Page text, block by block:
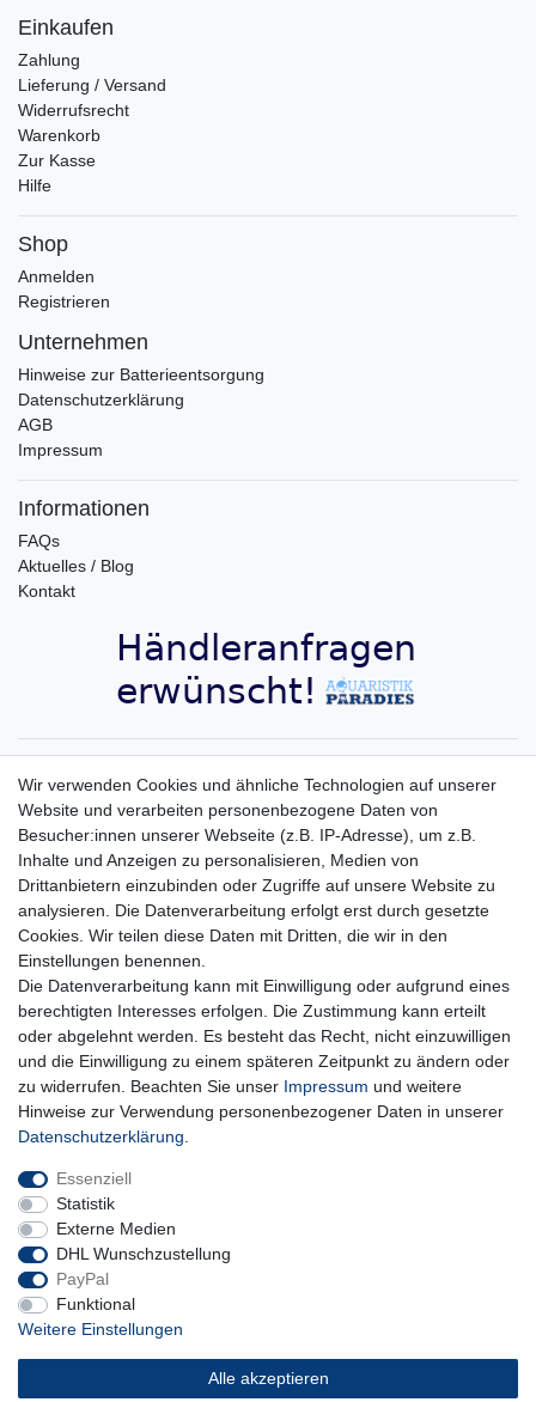
Einkaufen
Zahlung
Lieferung / Versand
Widerrufsrecht
Warenkorb
Zur Kasse
Hilfe
Shop
Anmelden
Registrieren
Unternehmen
Hinweise zur Batterieentsorgung
Datenschutzerklärung
AGB
Impressum
Informationen
FAQs
Aktuelles / Blog
Kontakt
Aquaristik-Paradies Newsletter
E-MAIL **
Newsletter
Honig
Hiermit bestätige ich, dass ich dieDaten­schutz­erklärunggelesen habe. Meine
Einwilligung kann ich jederzeit widerrufen.**
** Hierbei handelt es sich um ein Pflichtfeld.
Impressum Daten­schutz­erklärung AGB
Wir verwenden Cookies und ähnliche Technologien auf unserer
Website und verarbeiten personenbezogene Daten von
Besucher:innen unserer Webseite (z.B. IP-Adresse), um z.B.
Inhalte und Anzeigen zu personalisieren, Medien von
Drittanbietern einzubinden oder Zugriffe auf unsere Website zu
analysieren. Die Datenverarbeitung erfolgt erst durch gesetzte
Cookies. Wir teilen diese Daten mit Dritten, die wir in den
Einstellungen benennen.
Die Datenverarbeitung kann mit Einwilligung oder aufgrund eines
berechtigten Interesses erfolgen. Die Zustimmung kann erteilt
oder abgelehnt werden. Es besteht das Recht, nicht einzuwilligen
und die Einwilligung zu einem späteren Zeitpunkt zu ändern oder
zu widerrufen. Beachten Sie unser Impressum und weitere
Hinweise zur Verwendung personenbezogener Daten in unserer
Daten­schutz­erklärung
Essenziell
Statistik
Externe Medien
DHL Wunschzustellung
PayPal
Funktional
Weitere Einstellungen
Alle akzeptieren